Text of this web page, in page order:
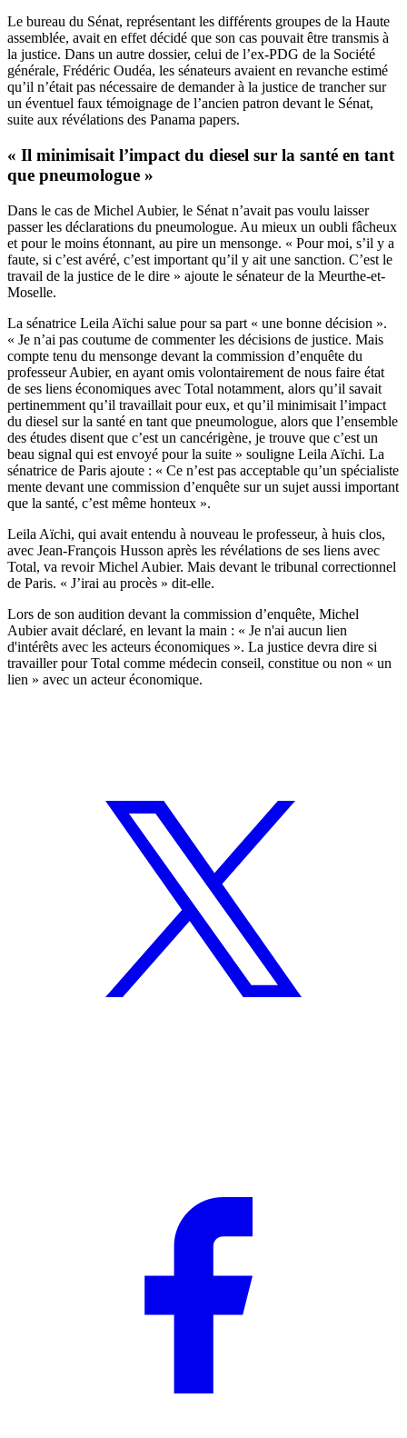
Le bureau du Sénat, représentant les différents groupes de la Haute
assemblée, avait en effet décidé que son cas pouvait être transmis à
la justice. Dans un autre dossier, celui de l’ex-PDG de la Société
générale, Frédéric Oudéa, les sénateurs avaient en revanche estimé
qu’il n’était pas nécessaire de demander à la justice de trancher sur
un éventuel faux témoignage de l’ancien patron devant le Sénat,
suite aux révélations des Panama papers.
« Il minimisait l’impact du diesel sur la santé en tant
que pneumologue »
Dans le cas de Michel Aubier, le Sénat n’avait pas voulu laisser
passer les déclarations du pneumologue. Au mieux un oubli fâcheux
et pour le moins étonnant, au pire un mensonge. « Pour moi, s’il y a
faute, si c’est avéré, c’est important qu’il y ait une sanction. C’est le
travail de la justice de le dire » ajoute le sénateur de la Meurthe-et-
Moselle.
La sénatrice Leila Aïchi salue pour sa part « une bonne décision ».
« Je n’ai pas coutume de commenter les décisions de justice. Mais
compte tenu du mensonge devant la commission d’enquête du
professeur Aubier, en ayant omis volontairement de nous faire état
de ses liens économiques avec Total notamment, alors qu’il savait
pertinemment qu’il travaillait pour eux, et qu’il minimisait l’impact
du diesel sur la santé en tant que pneumologue, alors que l’ensemble
des études disent que c’est un cancérigène, je trouve que c’est un
beau signal qui est envoyé pour la suite » souligne Leila Aïchi. La
sénatrice de Paris ajoute : « Ce n’est pas acceptable qu’un spécialiste
mente devant une commission d’enquête sur un sujet aussi important
que la santé, c’est même honteux ».
Leila Aïchi, qui avait entendu à nouveau le professeur, à huis clos,
avec Jean-François Husson après les révélations de ses liens avec
Total, va revoir Michel Aubier. Mais devant le tribunal correctionnel
de Paris. « J’irai au procès » dit-elle.
Lors de son audition devant la commission d’enquête, Michel
Aubier avait déclaré, en levant la main : « Je n'ai aucun lien
d'intérêts avec les acteurs économiques ». La justice devra dire si
travailler pour Total comme médecin conseil, constitue ou non « un
lien » avec un acteur économique.